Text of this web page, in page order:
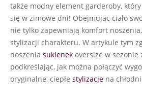
także modny element garderoby,
się w zimowe dni! Obejmując ciało
nie tylko zapewniają komfort
stylizacji charakteru. W artykule tym
noszenia sukienek oversize w sezonie
podkreślając, jak można połączyć
oryginalne, ciepłe stylizacje na